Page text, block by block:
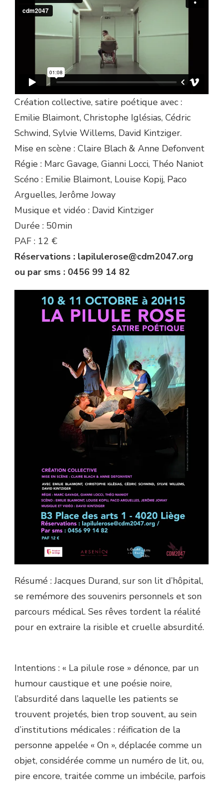
Création collective, satire poétique avec :
Emilie Blaimont, Christophe Iglésias, Cédric
Schwind, Sylvie Willems, David Kintziger.
Mise en scène : Claire Blach & Anne Defonvent
Régie : Marc Gavage, Gianni Locci, Théo Naniot
Scéno : Emilie Blaimont, Louise Kopij, Paco
Arguelles, Jerôme Joway
Musique et vidéo : David Kintziger
Durée : 50min
PAF : 12 €
Réservations : lapilulerose@cdm2047.org
ou par sms : 0456 99 14 82
Résumé : Jacques Durand, sur son lit d’hôpital,
se remémore des souvenirs personnels et son
parcours médical. Ses rêves tordent la réalité
pour en extraire la risible et cruelle absurdité.
Intentions : « La pilule rose » dénonce, par un
humour caustique et une poésie noire,
l’absurdité dans laquelle les patients se
trouvent projetés, bien trop souvent, au sein
d’institutions médicales : réification de la
personne appelée « On », déplacée comme un
objet, considérée comme un numéro de lit, ou,
pire encore, traitée comme un imbécile, parfois